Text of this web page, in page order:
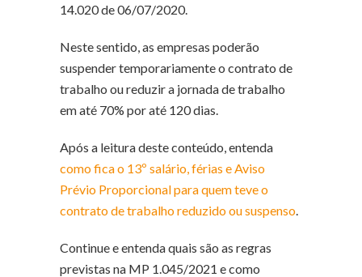
14.020 de 06/07/2020.
Neste sentido, as empresas poderão
suspender temporariamente o contrato de
trabalho ou reduzir a jornada de trabalho
em até 70% por até 120 dias.
Após a leitura deste conteúdo, entenda
como fica o 13º salário, férias e Aviso
Prévio Proporcional para quem teve o
contrato de trabalho reduzido ou suspenso
Continue e entenda quais são as regras
previstas na MP 1.045/2021 e como